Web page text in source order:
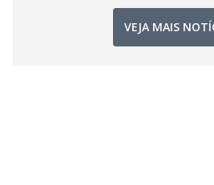
VEJA MAIS